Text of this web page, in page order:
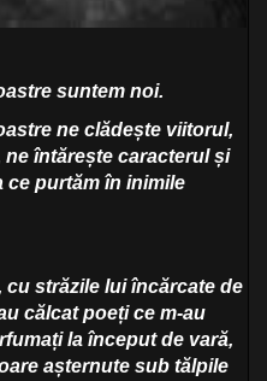
suntem noi.
ne clădește viitorul,
întărește caracterul și
ce purtăm în inimile
cu străzile lui încărcate de
călcat poeți ce m-au
la început de vară,
așternute sub tălpile